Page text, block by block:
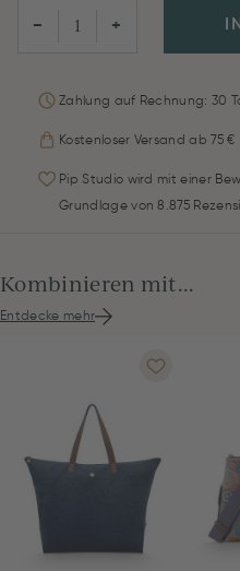
− +
Zahlung auf Rechnung: 30
Kostenloser Versand ab 75 €
Pip Studio wird mit einer
Grundlage von 8.875
Kombinieren mit...
Entdecke mehr